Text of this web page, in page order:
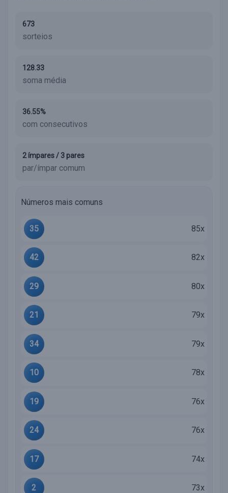
673
sorteios
128.33
soma média
36.55%
com consecutivos
2 ímpares / 3 pares
par/ímpar comum
Números mais comuns
35 85x
42 82x
29 80x
21 79x
34 79x
10 78x
19 76x
24 76x
17 74x
2 73x